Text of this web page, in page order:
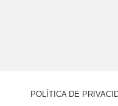
POLÍTICA DE